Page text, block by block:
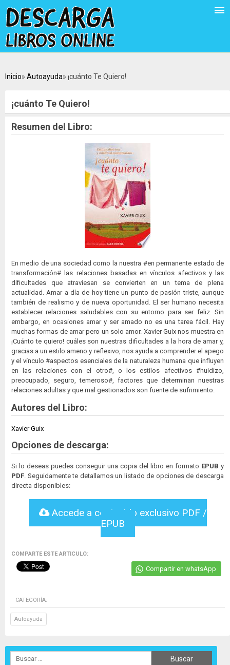
Inicio Autoayuda ¡cuánto Te Quiero!
¡cuánto Te Quiero!
Resumen del Libro:
En medio de una sociedad como la nuestra #en permanente estado de
transformación# las relaciones basadas en vínculos afectivos y las
dificultades que atraviesan se convierten en un tema de plena
actualidad. Amar a día de hoy tiene un punto de pasión triste, aunque
también de realismo y de nueva oportunidad. El ser humano necesita
establecer relaciones saludables con su entorno para ser feliz. Sin
embargo, en ocasiones amar y ser amado no es una tarea fácil. Hay
muchas formas de amar pero un solo amor. Xavier Guix nos muestra en
¡Cuánto te quiero! cuáles son nuestras dificultades a la hora de amar y,
gracias a un estilo ameno y reflexivo, nos ayuda a comprender el apego
y el vínculo #aspectos esenciales de la naturaleza humana que influyen
en las relaciones con el otro#, o los estilos afectivos #huidizo,
preocupado, seguro, temeroso#, factores que determinan nuestras
relaciones adultas y que mal gestionados son fuente de sufrimiento.
Autores del Libro:
Xavier Guix
Opciones de descarga:
Si lo deseas puedes conseguir una copia del libro en formato EPUB y
PDF . Seguidamente te detallamos un listado de opciones de descarga
directa disponibles:
Accede a contenido exclusivo PDF /
EPUB
COMPARTE ESTE ARTICULO:
Compartir en whatsApp
CATEGORÍA:
Autoayuda